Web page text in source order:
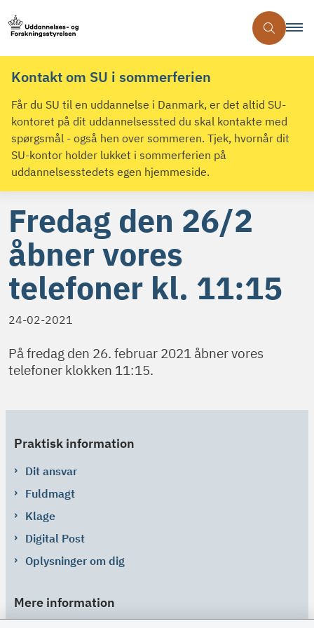
Kontakt om SU i sommerferien
Får du SU til en uddannelse i Danmark, er det altid SU-
kontoret på dit uddannelsessted du skal kontakte med
spørgsmål - også hen over sommeren. Tjek, hvornår dit
SU-kontor holder lukket i sommerferien på
uddannelsesstedets egen hjemmeside.
Fredag den 26/2
åbner vores
telefoner kl. 11:15
24-02-2021
På fredag den 26. februar 2021 åbner vores
telefoner klokken 11:15.
Praktisk information
Dit ansvar
Fuldmagt
Klage
Digital Post
Oplysninger om dig
Mere information